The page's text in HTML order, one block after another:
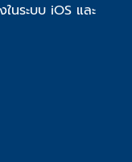
นระบบ iOS และ